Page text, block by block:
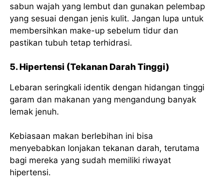
sabun wajah yang lembut dan gunakan pelembap
yang sesuai dengan jenis kulit. Jangan lupa untuk
membersihkan make-up sebelum tidur dan
pastikan tubuh tetap terhidrasi.
5. Hipertensi (Tekanan Darah Tinggi)
Lebaran seringkali identik dengan hidangan tinggi
garam dan makanan yang mengandung banyak
lemak jenuh.
Kebiasaan makan berlebihan ini bisa
menyebabkan lonjakan tekanan darah, terutama
bagi mereka yang sudah memiliki riwayat
hipertensi.